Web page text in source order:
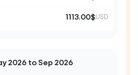
1113.00$USD
2026 to Sep 2026